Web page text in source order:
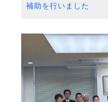
補助を行いました